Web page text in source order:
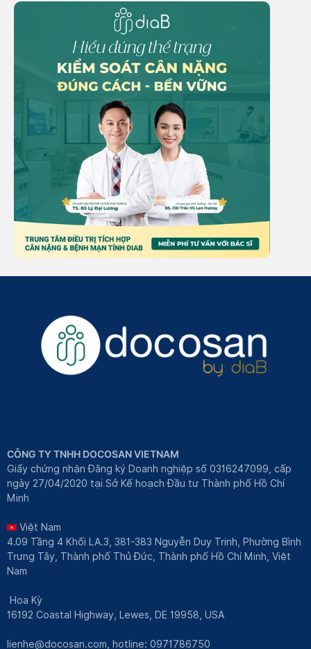
CÔNG TY TNHH DOCOSAN VIETNAM
Giấy chứng nhận Đăng ký Doanh nghiệp số 0316247099, cấp
ngày 27/04/2020 tại Sở Kế hoạch Đầu tư Thành phố Hồ Chí
Minh
Việt Nam
4.09 Tầng 4 Khối LA.3, 381-383 Nguyễn Duy Trinh, Phường Bình
Trưng Tây, Thành phố Thủ Đức, Thành phố Hồ Chí Minh, Việt
Nam
Hoa Kỳ
16192 Coastal Highway, Lewes, DE 19958, USA
lienhe@docosan.com, hotline: 0971786750